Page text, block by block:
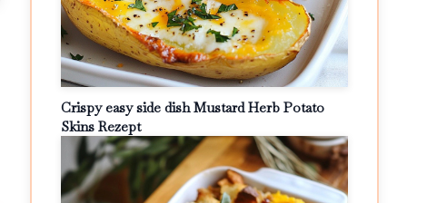
Crispy easy side dish Mustard Herb Potato
Skins Rezept